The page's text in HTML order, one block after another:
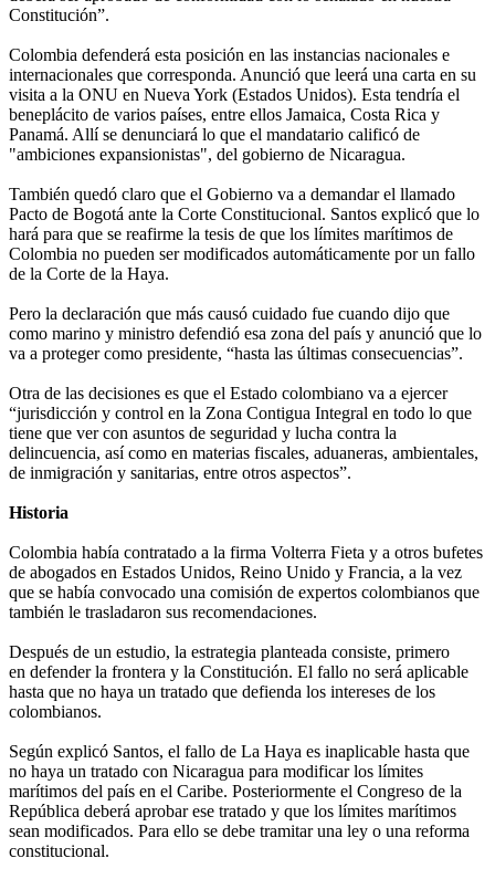
Constitución”.
Colombia defenderá esta posición en las instancias nacionales e
internacionales que corresponda. Anunció que leerá una carta en su
visita a la ONU en Nueva York (Estados Unidos). Esta tendría el
beneplácito de varios países, entre ellos Jamaica, Costa Rica y
Panamá. Allí se denunciará lo que el mandatario calificó de
"ambiciones expansionistas", del gobierno de Nicaragua.
También quedó claro que el Gobierno va a demandar el llamado
Pacto de Bogotá ante la Corte Constitucional. Santos explicó que lo
hará para que se reafirme la tesis de que los límites marítimos de
Colombia no pueden ser modificados automáticamente por un fallo
de la Corte de la Haya.
Pero la declaración que más causó cuidado fue cuando dijo que
como marino y ministro defendió esa zona del país y anunció que lo
va a proteger como presidente, “hasta las últimas consecuencias”.
Otra de las decisiones es que el Estado colombiano va a ejercer
“jurisdicción y control en la Zona Contigua Integral en todo lo que
tiene que ver con asuntos de seguridad y lucha contra la
delincuencia, así como en materias fiscales, aduaneras, ambientales,
de inmigración y sanitarias, entre otros aspectos”.
Historia
Colombia había contratado a la firma Volterra Fieta y a otros bufetes
de abogados en Estados Unidos, Reino Unido y Francia, a la vez
que se había convocado una comisión de expertos colombianos que
también le trasladaron sus recomendaciones.
Después de un estudio, la estrategia planteada consiste, primero
en defender la frontera y la Constitución. El fallo no será aplicable
hasta que no haya un tratado que defienda los intereses de los
colombianos.
Según explicó Santos, el fallo de La Haya es inaplicable hasta que
no haya un tratado con Nicaragua para modificar los límites
marítimos del país en el Caribe. Posteriormente el Congreso de la
República deberá aprobar ese tratado y que los límites marítimos
sean modificados. Para ello se debe tramitar una ley o una reforma
constitucional.